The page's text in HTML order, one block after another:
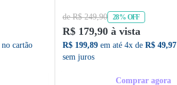
no cartão
de R$ 249,90 28% OFF
R$ 179,90 à vista
R$ 199,89 em até 4x de R$ 49,97
sem juros
Comprar agora